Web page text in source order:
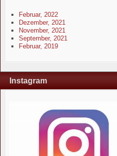
Februar, 2022
Dezember, 2021
November, 2021
September, 2021
Februar, 2019
Instagram